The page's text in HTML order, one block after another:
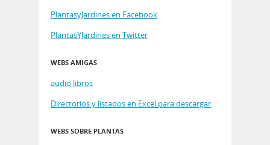
PlantasyJardines en Facebook
PlantasYJardines en Twitter
WEBS AMIGAS
audio libros
Directorios y listados en Excel para descargar
WEBS SOBRE PLANTAS